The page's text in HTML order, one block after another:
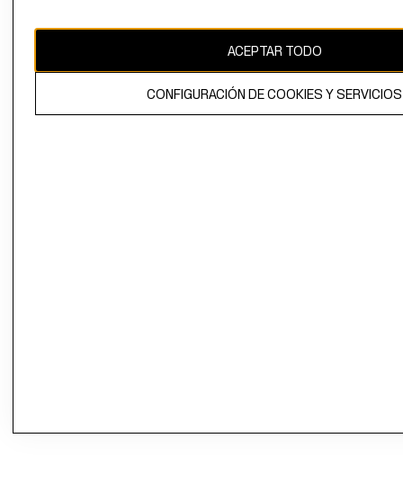
El contenido de esta página web está protegido por copyright y es
propiedad de H&M Hennes & Mauritz AB.ACEPTAR TODO
CONFIGURACIÓN DE COOKIES Y SERVICIOS